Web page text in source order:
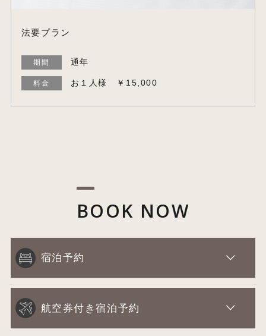
法要プラン
期間 通年
料金 お１人様 ￥15,000
BOOK NOW
宿泊予約
航空券付き宿泊予約